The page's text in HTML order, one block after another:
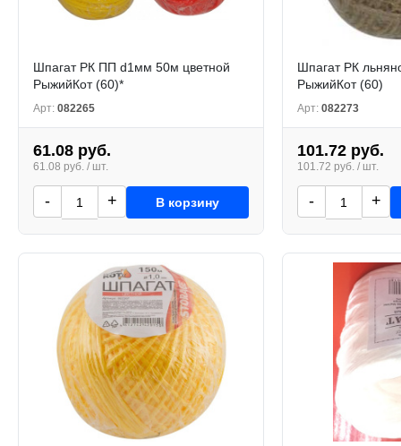
Шпагат РК ПП d1мм 50м цветной
РыжийКот (60)*
Арт: 082265
61.08 руб.
61.08 руб. / шт.
- + В корзину
Шпагат РК
РыжийКот (60)
Арт: 082273
101.72 руб.
101.72 руб. / шт.
- +